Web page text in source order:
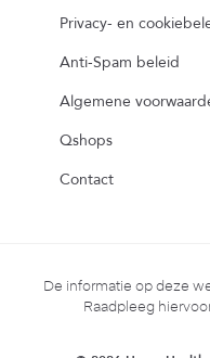
Privacy- en
Anti-Spam beleid
Algemene
Qshops
Contact
De informatie op deze
Raadpleeg